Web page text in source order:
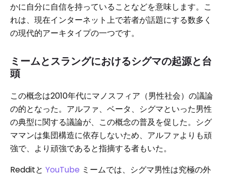
かに自分に自信を持っていることなどを意味します。こ
れは、現在インターネット上で若者が話題にする数多く
の現代的アーキタイプの一つです。
ミームとスラングにおけるシグマの起源と台
頭
この概念は2010年代にマノスフィア（男性社会）の議論
の的となった。アルファ、ベータ、シグマといった男性
の典型に関する議論が、この概念の普及を促した。シグ
ママンは集団構造に依存しないため、アルファよりも頑
強で、より頑強であると指摘する者もいた。
Redditと YouTube ミームでは、シグマ男性は究極の外